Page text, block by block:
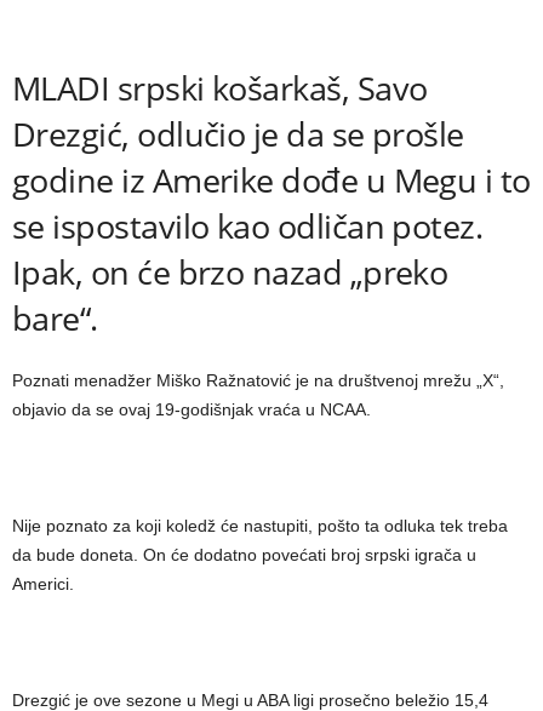
MLADI srpski košarkaš, Savo
Drezgić, odlučio je da se prošle
godine iz Amerike dođe u Megu i to
se ispostavilo kao odličan potez.
Ipak, on će brzo nazad „preko
bare“.
Poznati menadžer Miško Ražnatović je na društvenoj mrežu „X“,
objavio da se ovaj 19-godišnjak vraća u NCAA.
Nije poznato za koji koledž će nastupiti, pošto ta odluka tek treba
da bude doneta. On će dodatno povećati broj srpski igrača u
Americi.
Drezgić je ove sezone u Megi u ABA ligi prosečno beležio 15,4